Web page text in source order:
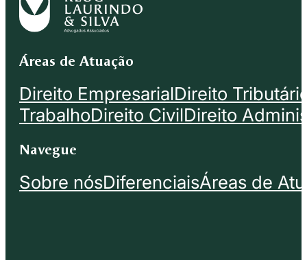
Áreas de Atuação
Direito EmpresarialDireito
TrabalhoDireito CivilDireito
Navegue
Sobre nósDiferenciaisÁreas de